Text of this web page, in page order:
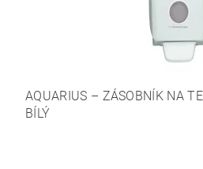
AQUARIUS – ZÁSOBNÍK NA
BÍLÝ